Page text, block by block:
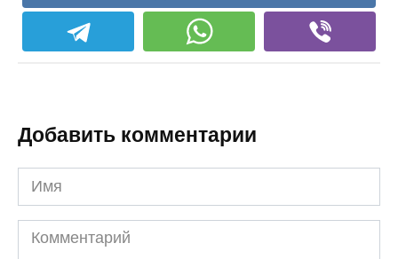
Добавить комментарии
Имя
Комментарий